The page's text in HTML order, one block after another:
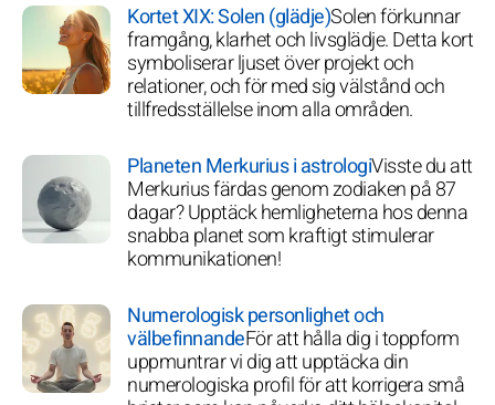
Kortet XIX: Solen (glädje)Solen förkunnar
framgång, klarhet och livsglädje. Detta kort
symboliserar ljuset över projekt och
relationer, och för med sig välstånd och
tillfredsställelse inom alla områden.
Planeten Merkurius i astrologiVisste du att
Merkurius färdas genom zodiaken på 87
dagar? Upptäck hemligheterna hos denna
snabba planet som kraftigt stimulerar
kommunikationen!
Numerologisk personlighet och
välbefinnandeFör att hålla dig i toppform
uppmuntrar vi dig att upptäcka din
numerologiska profil för att korrigera små